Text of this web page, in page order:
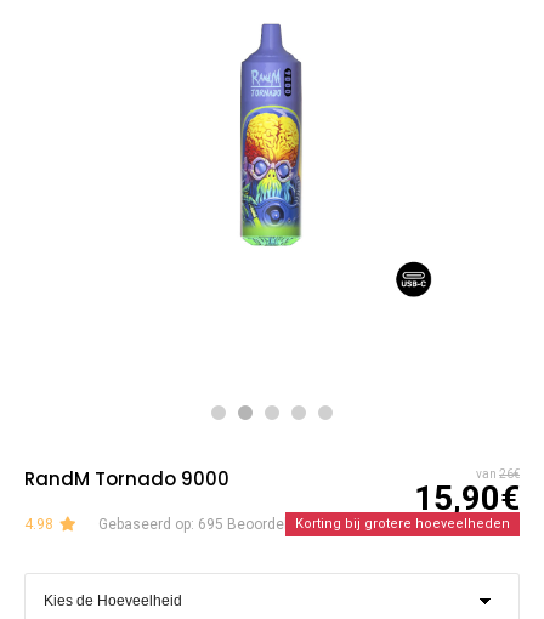
RandM Tornado 9000 van 26€
15,90€
4.98 Gebaseerd op: 695 BeoordelingenKorting bij grotere hoeveelheden